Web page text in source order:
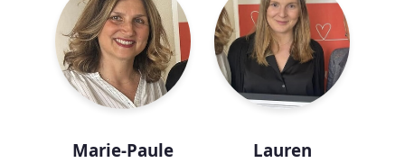
Marie-Paule
Lauren